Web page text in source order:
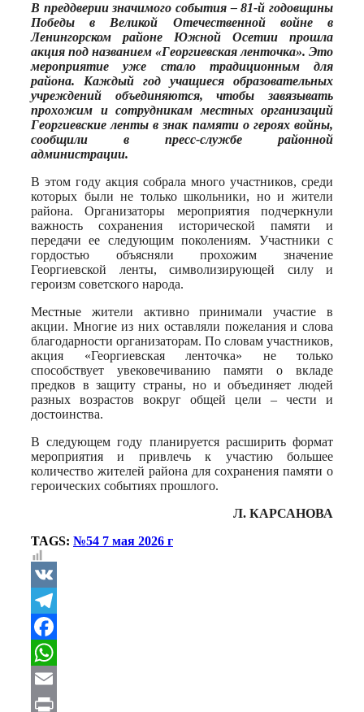
В преддверии значимого события – 81-й годовщины
Победы в Великой Отечественной войне в
Ленингорском районе Южной Осетии прошла
акция под названием «Георгиевская ленточка». Это
мероприятие уже стало традиционным для
района. Каждый год учащиеся образовательных
учреждений объединяются, чтобы завязывать
прохожим и сотрудникам местных организаций
Георгиевские ленты в знак памяти о героях войны,
сообщили в пресс-службе районной
администрации.
В этом году акция собрала много участников, среди
которых были не только школьники, но и жители
района. Организаторы мероприятия подчеркнули
важность сохранения исторической памяти и
передачи ее следующим поколениям. Участники с
гордостью объясняли прохожим значение
Георгиевской ленты, символизирующей силу и
героизм советского народа.
Местные жители активно принимали участие в
акции. Многие из них оставляли пожелания и слова
благодарности организаторам. По словам участников,
акция «Георгиевская ленточка» не только
способствует увековечиванию памяти о вкладе
предков в защиту страны, но и объединяет людей
разных возрастов вокруг общей цели – чести и
достоинства.
В следующем году планируется расширить формат
мероприятия и привлечь к участию большее
количество жителей района для сохранения памяти о
героических событиях прошлого.
Л. КАРСАНОВА
TAGS: №54 7 мая 2026 г
VK
Telegram
Facebook
WhatsApp
Email